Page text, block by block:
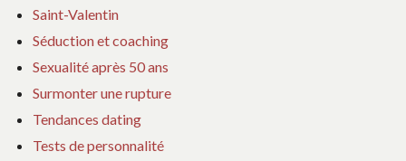
Saint-Valentin
Séduction et coaching
Sexualité après 50 ans
Surmonter une rupture
Tendances dating
Tests de personnalité